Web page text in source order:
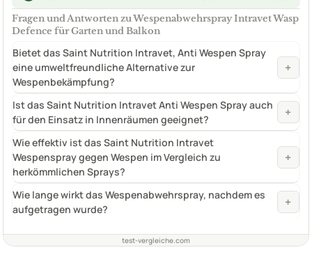
Fragen und Antworten zu Wespenabwehrspray Intravet Wasp
Defence für Garten und Balkon
Bietet das Saint Nutrition Intravet, Anti Wespen Spray
eine umweltfreundliche Alternative zur
Wespenbekämpfung?
+
Ist das Saint Nutrition Intravet Anti Wespen Spray auch
für den Einsatz in Innenräumen geeignet?
+
Wie effektiv ist das Saint Nutrition Intravet
Wespenspray gegen Wespen im Vergleich zu
herkömmlichen Sprays?
+
Wie lange wirkt das Wespenabwehrspray, nachdem es
aufgetragen wurde?
+
test-vergleiche.com